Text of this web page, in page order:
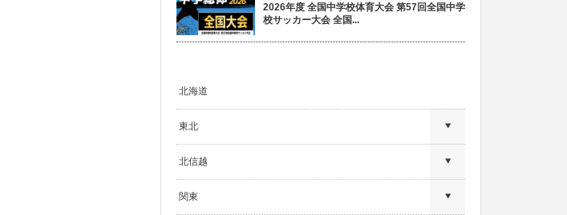
2026年度 全国中学校体育大会 第57回全国中学
校サッカー大会 全国...
北海道
東北
北信越
関東